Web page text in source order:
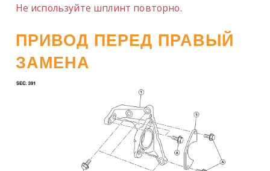
Не используйте шплинт повторно.
ПРИВОД ПЕРЕД ПРАВЫЙ
ЗАМЕНА